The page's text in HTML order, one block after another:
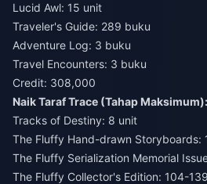
Lucid Awl: 15 unit
Traveler's Guide: 289 buku
Adventure Log: 3 buku
Travel Encounters: 3 buku
Credit: 308,000
Naik Taraf Trace (Tahap Maksimum):
Tracks of Destiny: 8 unit
The Fluffy Hand-drawn Storyboards:
The Fluffy Serialization Memorial
The Fluffy Collector's Edition: 104-